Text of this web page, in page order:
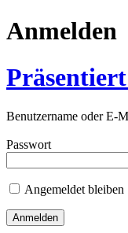
Anmelden
Benutzername oder E-
Passwort
Angemeldet bleiben